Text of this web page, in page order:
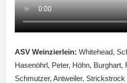
ASV Weinzierlein: Whitehead,
Hasenöhrl, Peter, Höhn, Burghart,
Schmutzer, Antweiler, Strickstrock